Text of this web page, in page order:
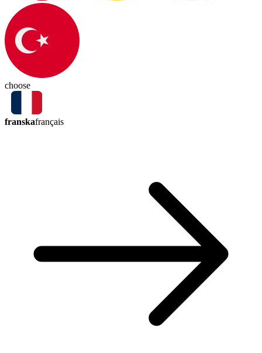
choose
franskafrançais